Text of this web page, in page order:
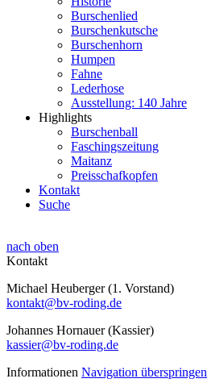
Burschenlied
Burschenkutsche
Burschenhorn
Humpen
Fahne
Lederhose
Ausstellung: 140 Jahre
Highlights
Burschenball
Faschingszeitung
Maitanz
Preisschafkopfen
Kontakt
Suche
nach oben
Kontakt
Michael Heuberger (1. Vorstand)
kontakt@bv-roding.de
Johannes Hornauer (Kassier)
kassier@bv-roding.de
Informationen Navigation überspringen